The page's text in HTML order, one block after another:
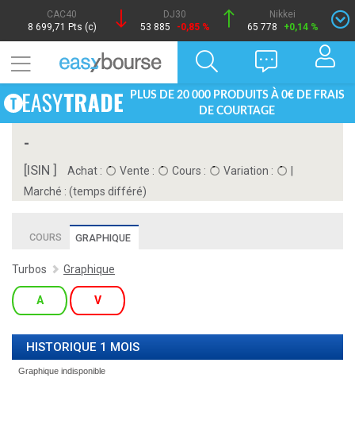
CAC40
8 699,71 Pts (c)
DJ30
53 885
-0,85 %
Nikkei
65 778
+0,14 %
PLUS DE 20 000 PRODUITS À 0€ DE FRAIS
DE COURTAGE
-
[ISIN ] Achat : Vente : Cours : Variation :
Marché : (temps différé)
COURS GRAPHIQUE
Turbos Graphique
A V
HISTORIQUE 1 MOIS